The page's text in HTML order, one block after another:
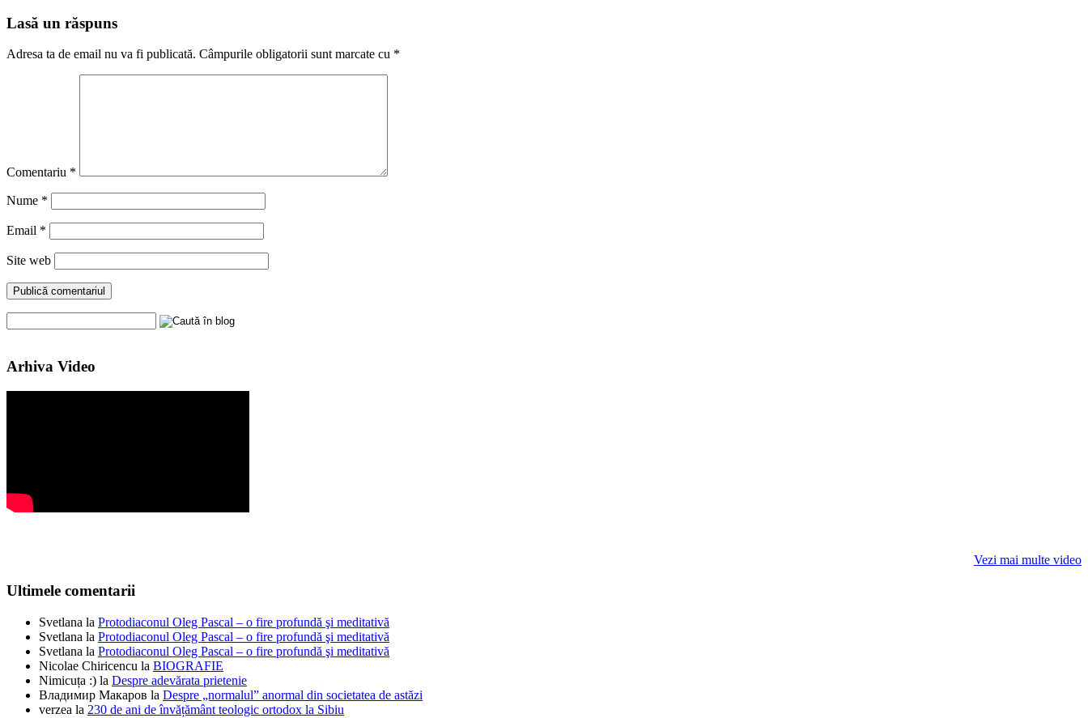
Lasă un răspuns
Adresa ta de email nu va fi publicată. Câmpurile obligatorii sunt marcate cu *
Comentariu *
Nume *
Email *
Site web
Arhiva Video
Vezi mai multe video
Ultimele comentarii
Svetlana la Protodiaconul Oleg Pascal – o fire profundă şi meditativă
Svetlana la Protodiaconul Oleg Pascal – o fire profundă şi meditativă
Svetlana la Protodiaconul Oleg Pascal – o fire profundă şi meditativă
Nicolae Chiricencu la BIOGRAFIE
Nimicuța :) la Despre adevărata prietenie
Владимир Макаров la Despre „normalul” anormal din societatea de astăzi
verzea la 230 de ani de învățământ teologic ortodox la Sibiu